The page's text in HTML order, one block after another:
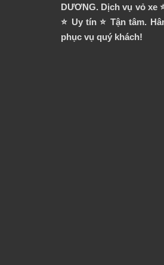
DƯƠNG. Dịch vụ vỏ xe
⭐️ Uy tín ⭐️ Tận tâm.
phục vụ quý khách!